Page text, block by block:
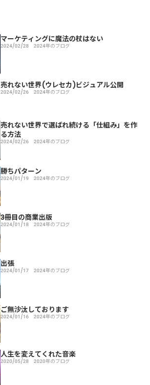
マーケティングに魔法の杖はない
2024/02/28 2024年のブログ
売れない世界(ウレセカ)ビジュアル公開
2024/02/26 2024年のブログ
売れない世界で選ばれ続ける「仕組み」を作
る方法
2024/02/26 2024年のブログ
勝ちパターン
2024/01/19 2024年のブログ
3冊目の商業出版
2024/01/18 2024年のブログ
出張
2024/01/17 2024年のブログ
ご無沙汰しております
2024/01/16 2024年のブログ
人生を変えてくれた音楽
2020/05/28 2020年のブログ